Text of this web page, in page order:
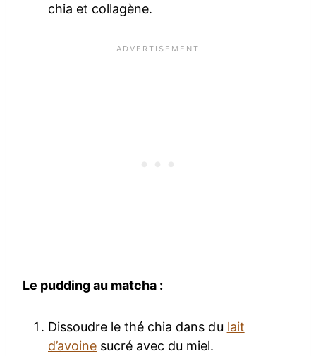
chia et collagène.
Le pudding au matcha :
Dissoudre le thé chia dans du lait
d’avoine sucré avec du miel.